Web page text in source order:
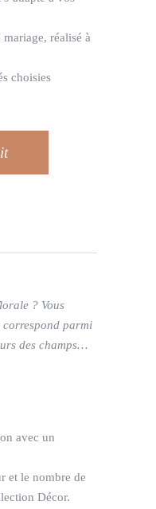
réalisé à
choisies
? Vous
correspond parmi
des champs…
avec un
et le nombre de
Décor.